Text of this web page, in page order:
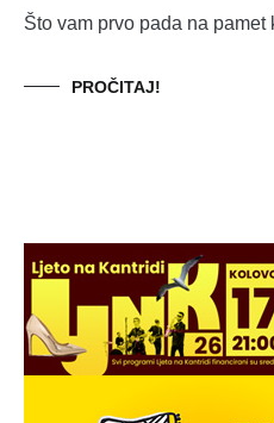
Što vam prvo pada na
PROČITAJ!